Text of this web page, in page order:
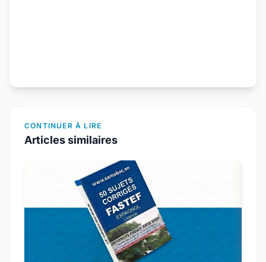
CONTINUER À LIRE
Articles similaires